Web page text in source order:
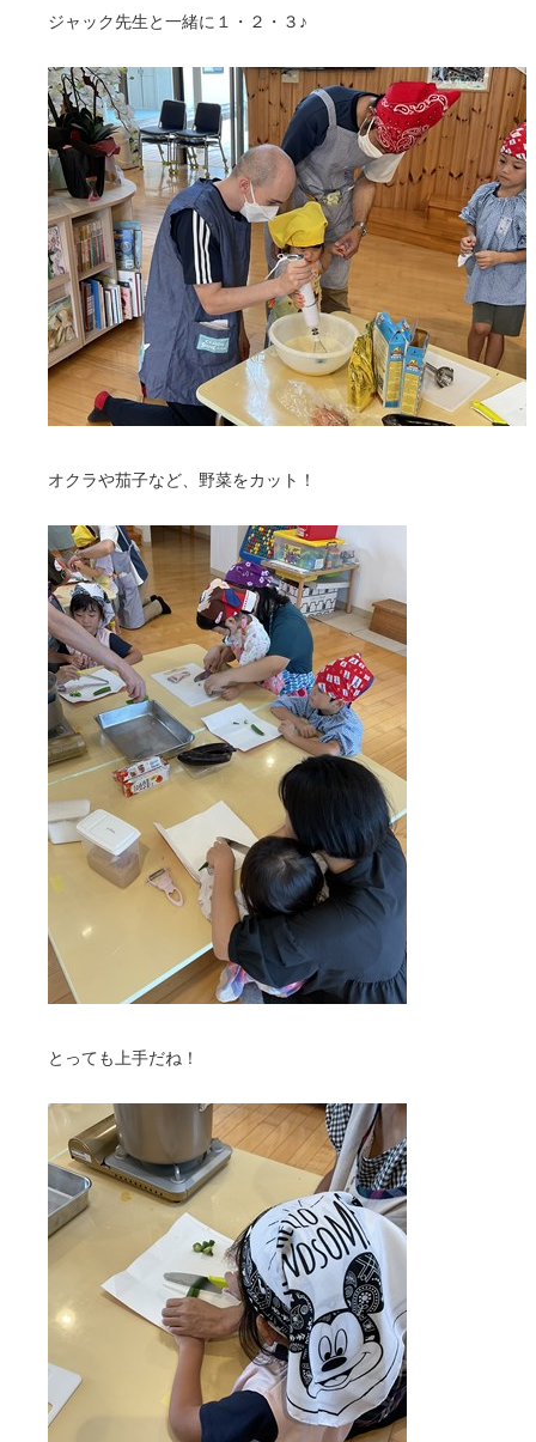
ジャック先生と一緒に１・２・３♪
オクラや茄子など、野菜をカット！
とっても上手だね！